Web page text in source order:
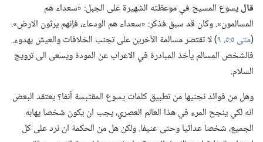
قاليسوع المسيح في موعظته الشهيرة على الجبل:‏ «سعداء هم
المسالمون».‏ وكان قد سبق فذكر:‏ «سعداء هم الودعاء،‏ فإنهم يرثون الارض».‏
(‏متى ٥:‏٥،‏
‏)‏ لا تقتصر مسالمة الآخرين على تجنب الخلافات والعيش بهدوء.‏
فالشخص المسالم يأخذ المبادرة في الاعراب عن المودة ويسعى الى ترويج
السلام.‏
وهل من فوائد نجنيها من تطبيق كلمات يسوع المقتبسة آنفا؟‏ يعتقد البعض
انه لكي ينجح المرء في هذا العالم العصري،‏ يجب ان يكون شخصا يهابه
الجميع،‏ شخصا عدائيا وحتى عنيفا.‏ ولكن هل من الحكمة ان نرد على كل